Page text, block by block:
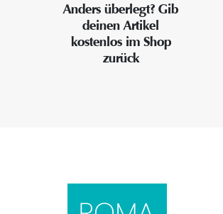
Anders überlegt? Gib
deinen Artikel
kostenlos im Shop
zurück